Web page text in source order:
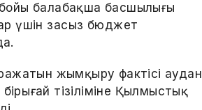
балабақша басшылығы
үшін заңсыз бюджет
жымқыру фактісі аудан
тізіліміне Қылмыстық